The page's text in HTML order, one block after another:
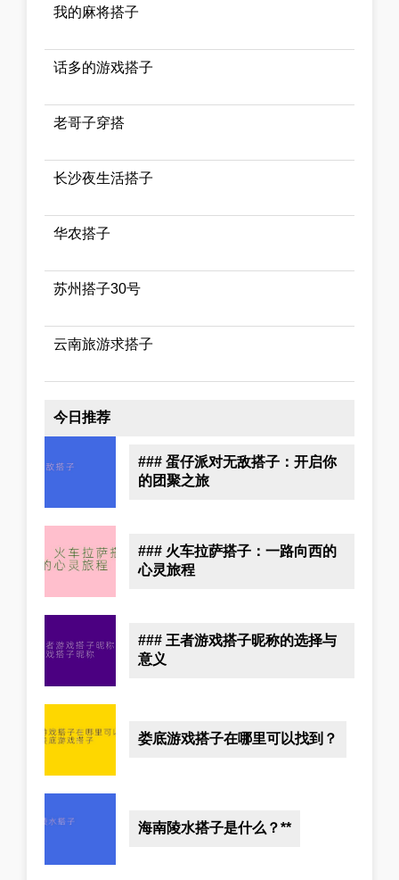
我的麻将搭子
话多的游戏搭子
老哥子穿搭
长沙夜生活搭子
华农搭子
苏州搭子30号
云南旅游求搭子
今日推荐
### 蛋仔派对无敌搭子：开启你
的团聚之旅
### 火车拉萨搭子：一路向西的
心灵旅程
### 王者游戏搭子昵称的选择与
意义
娄底游戏搭子在哪里可以找到？
海南陵水搭子是什么？**